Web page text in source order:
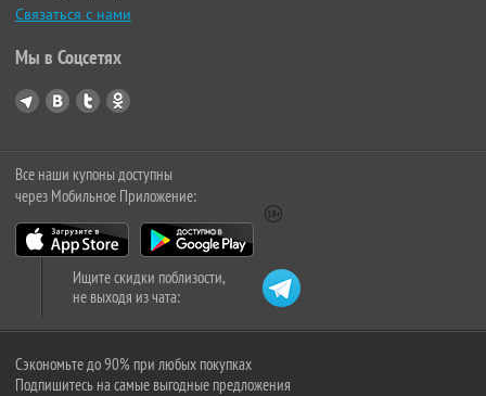
Связаться с нами
Мы в Соцсетях
Все наши купоны доступны
через Мобильное Приложение:
Ищите скидки поблизости,
не выходя из чата:
Сэкономьте до 90% при любых покупках
Подпишитесь на самые выгодные предложения